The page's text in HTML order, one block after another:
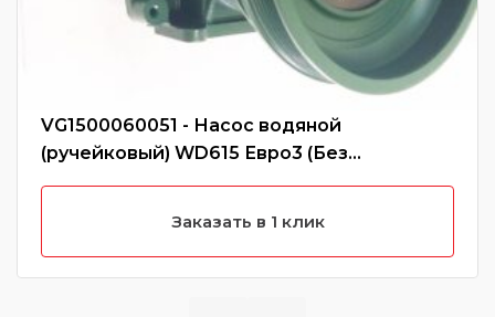
VG1500060051 - Насос водяной
(ручейковый) WD615 Евро3 (Без
характеристики)
Заказать в 1 клик